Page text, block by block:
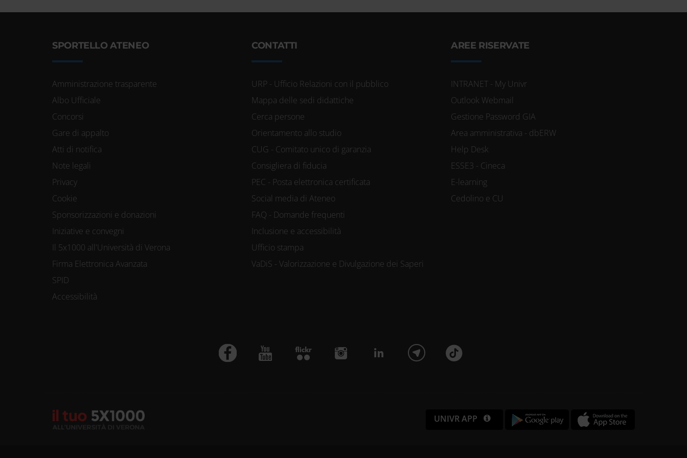
SPORTELLO ATENEO
Amministrazione trasparente
Albo Ufficiale
Concorsi
Gare di appalto
Atti di notifica
Note legali
Privacy
Cookie
Sponsorizzazioni e donazioni
Iniziative e convegni
Il 5x1000 all'Università di Verona
Firma Elettronica Avanzata
SPID
Accessibilità
CONTATTI
URP - Ufficio Relazioni con il pubblico
Mappa delle sedi didattiche
Cerca persone
Orientamento allo studio
CUG - Comitato unico di garanzia
Consigliera di fiducia
PEC - Posta elettronica certificata
Social media di Ateneo
FAQ - Domande frequenti
Inclusione e accessibilità
Ufficio stampa
VaDiS - Valorizzazione e Divulgazione dei Saperi
AREE RISERVATE
INTRANET - My Univr
Outlook Webmail
Gestione Password GIA
Area amministrativa - dbERW
Help Desk
ESSE3 - Cineca
E-learning
Cedolino e CU
UNIVR APP